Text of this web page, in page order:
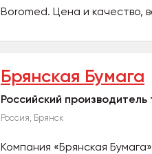
Boromed. Цена и качество,
Брянская Бумага
Российский
Россия, Брянск
Компания «Брянская